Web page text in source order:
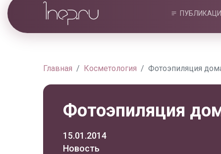
Главная Косметология Фотоэпиляция
Фотоэпиляция
15.01.2014
Новость